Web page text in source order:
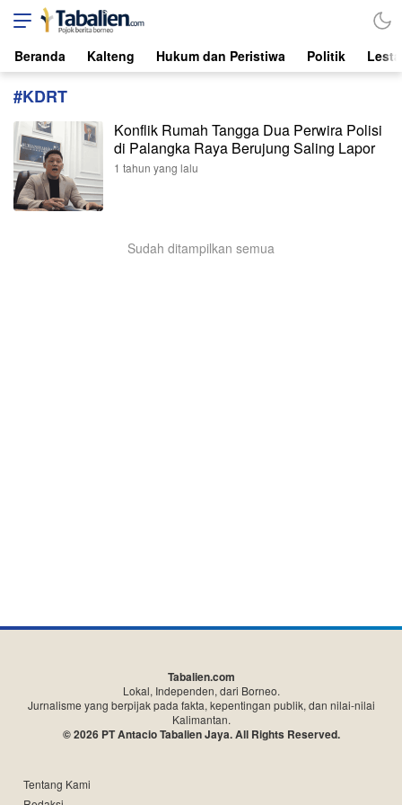
Tabalien.com
Lokal, Independen, dari Borneo
Beranda Kalteng Hukum dan Peristiwa Politik
#KDRT
Konflik Rumah Tangga Dua Perwira Polisi
di Palangka Raya Berujung Saling Lapor
1 tahun yang lalu
Sudah ditampilkan semua
Tabalien.com
Lokal, Independen, dari Borneo.
Jurnalisme yang berpijak pada fakta, kepentingan publik, dan nilai-nilai
Kalimantan.
© 2026 PT Antacio Tabalien Jaya. All Rights Reserved.
Tentang Kami